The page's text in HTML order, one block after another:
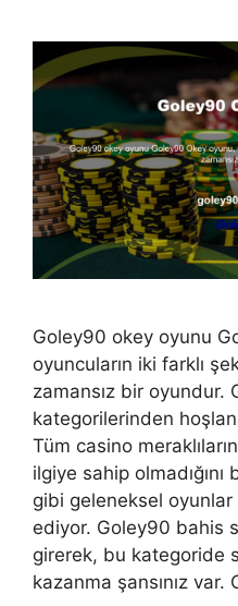
Goley90 okey oyunu
oyuncuların iki farklı
zamansız bir oyundur.
kategorilerinden
Tüm casino
ilgiye sahip
gibi geleneksel oyunlar
ediyor. Goley90 bahis
girerek, bu kategoride
kazanma şansınız var.